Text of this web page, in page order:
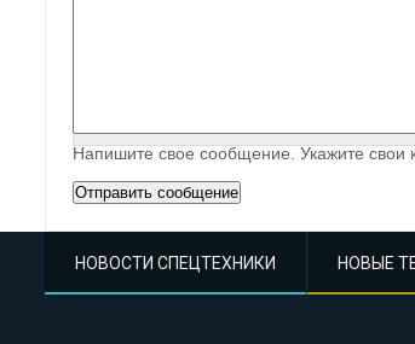
Напишите свое сообщение. Укажите свои
НОВОСТИ СПЕЦТЕХНИКИ НОВЫЕ